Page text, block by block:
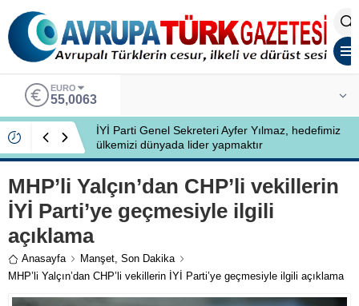
ALTIN
6.543,59
İYİ Partili Ayfer Yılmaz, Özlem Kardeş Sancar’a
gündemi değerlendirdi
MHP’li Yalçın’dan CHP’li vekillerin
İYİ Parti’ye geçmesiyle ilgili
açıklama
Anasayfa Manşet, Son Dakika
MHP’li Yalçın’dan CHP’li vekillerin İYİ Parti’ye geçmesiyle ilgili açıklama